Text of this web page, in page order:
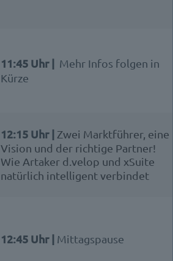
11:45 Uhr | Mehr Infos folgen in
Kürze
12:15 Uhr | Zwei Marktführer, eine
Vision und der richtige Partner!
Wie Artaker d.velop und xSuite
natürlich intelligent verbindet
12:45 Uhr | Mittagspause